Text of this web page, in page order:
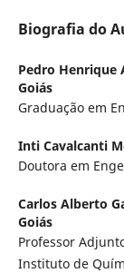
Biografia do
Pedro Henrique
Goiás
Graduação em
Inti Cavalcanti
Doutora em
Carlos Alberto
Goiás
Professor
Instituto de